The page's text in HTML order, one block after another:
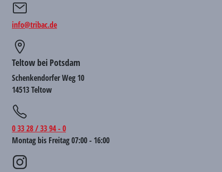
info@tribac.de
Teltow bei Potsdam
Schenkendorfer Weg 10
14513 Teltow
0 33 28 / 33 94 - 0
Montag bis Freitag 07:00 - 16:00